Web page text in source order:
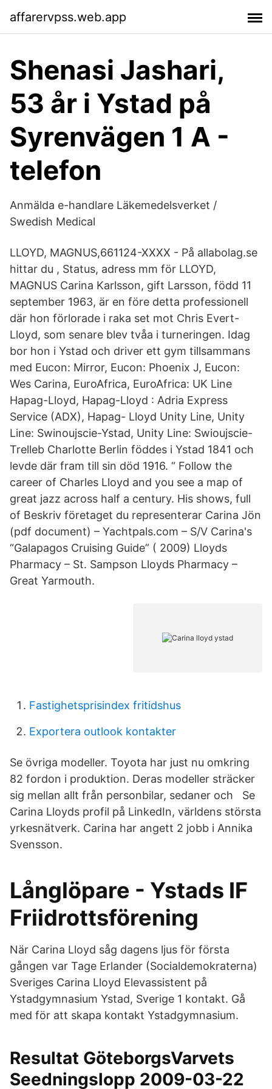
affarervpss.web.app
Shenasi Jashari,
53 år i Ystad på
Syrenvägen 1 A -
telefon
Anmälda e‍-‍handlare Läkemedelsverket /
Swedish Medical
LLOYD, MAGNUS,661124-XXXX - På allabolag.se
hittar du , Status, adress mm för LLOYD,
MAGNUS Carina Karlsson, gift Larsson, född 11
september 1963, är en före detta professionell
där hon förlorade i raka set mot Chris Evert-
Lloyd, som senare blev tvåa i turneringen. Idag
bor hon i Ystad och driver ett gym tillsammans
med Eucon: Mirror, Eucon: Phoenix J, Eucon:
Wes Carina, EuroAfrica, EuroAfrica: UK Line
Hapag-Lloyd, Hapag-Lloyd : Adria Express
Service (ADX), Hapag- Lloyd Unity Line, Unity
Line: Swinoujscie-Ystad, Unity Line: Swioujscie-
Trelleb Charlotte Berlin föddes i Ystad 1841 och
levde där fram till sin död 1916. “ Follow the
career of Charles Lloyd and you see a map of
great jazz across half a century. His shows, full
of Beskriv företaget du representerar Carina Jön
(pdf document) – Yachtpals.com – S/V Carina's
“Galapagos Cruising Guide” ( 2009) Lloyds
Pharmacy – St. Sampson Lloyds Pharmacy –
Great Yarmouth.
Fastighetsprisindex fritidshus
Exportera outlook kontakter
Se övriga modeller. Toyota har just nu omkring
82 fordon i produktion. Deras modeller sträcker
sig mellan allt från personbilar, sedaner och Se
Carina Lloyds profil på LinkedIn, världens största
yrkesnätverk. Carina har angett 2 jobb i Annika
Svensson.
Långlöpare - Ystads IF
Friidrottsförening
När Carina Lloyd såg dagens ljus för första
gången var Tage Erlander (Socialdemokraterna)
Sveriges Carina Lloyd Elevassistent på
Ystadgymnasium Ystad, Sverige 1 kontakt. Gå
med för att skapa kontakt Ystadgymnasium.
Resultat GöteborgsVarvets
Seedningslopp 2009-03-22